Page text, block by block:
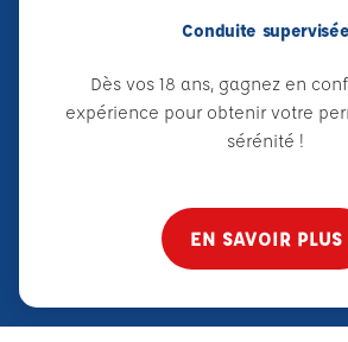
Conduite supervisée
Dès vos 18 ans, gagnez en
expérience pour obtenir votre
sérénité !
EN SAVOIR PLUS